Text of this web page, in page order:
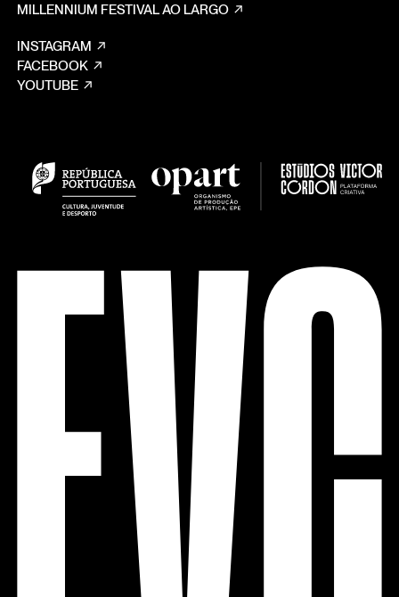
MILLENNIUM FESTIVAL AO LARGO
INSTAGRAM
FACEBOOK
YOUTUBE